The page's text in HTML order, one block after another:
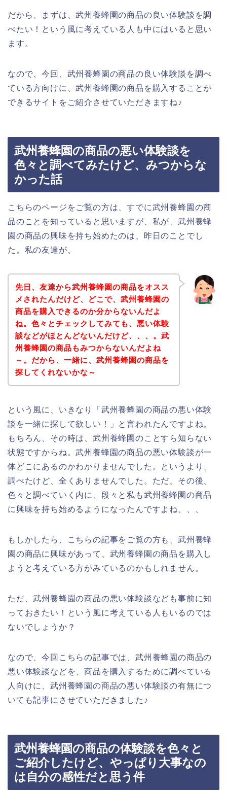
だから、まずは、武州養蜂園の商品の良い体験談を調
べたい！という風に考えている人も中にはいると思い
ます。
なので、今回、武州養蜂園の商品の良い体験談を調べ
ている方向けに、武州養蜂園の商品を購入することが
できるサイトをご紹介させていただきますね♪
武州養蜂園の商品の悪い体験談を
色々と調べてみたけど、みつからな
かった話
こちらのページをご覧の方は、すでに武州養蜂園の商
品のことを知っていると思いますが、私が、武州養蜂
園の商品の興味を持ち始めたのは、昨日のことでし
た。私の友達が、
先日、友達から武州養蜂園の商品をオスス
メされたんだけど、どこで、武州養蜂園の
商品を購入できるのか分からないんだよ
ね。色々とチェックしてみても、悪い体験
談などがほとんどないんだけど、、、。武
州養蜂園の商品もみつからないんだよね
～。だから、一緒に、武州養蜂園の商品を
探してくれないかな～
という風に、いきなり「武州養蜂園の商品の悪い体験
談を一緒に探して欲しい！」と言われたんですよね。
もちろん、その時は、武州養蜂園のことすら知らない
状態ですからね。武州養蜂園の商品の悪い体験談が一
体どこにあるのかわかりませんでした。というより、
調べたけど、全くありませんでした。ただ、その後、
色々と調べていく内に、段々と私も武州養蜂園の商品
に興味を持ち始めるようになったんですよね、、、
もしかしたら、こちらの記事をご覧の方も、武州養蜂
園の商品に興味があって、武州養蜂園の商品を購入し
ようと考えている方がみているのかもしれません。
ただ、武州養蜂園の商品の悪い体験談なども事前に知
っておきたい！という風に考えている人もいるのでは
ないでしょうか？
なので、今回こちらの記事では、武州養蜂園の商品の
悪い体験談などを、商品を購入するために調べている
人向けに、武州養蜂園の商品の悪い体験談の有無につ
いても記事にさせていただきました♪
武州養蜂園の商品の体験談を色々と
ご紹介したけど、やっぱり大事なの
は自分の感性だと思う件